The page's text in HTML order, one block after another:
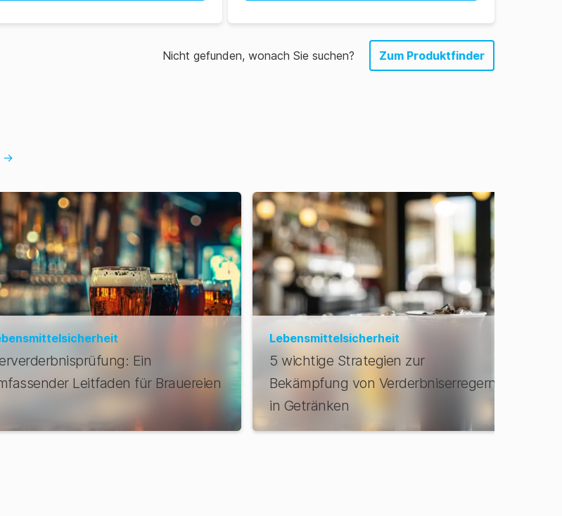
Nicht gefunden, wonach Sie suchen? Zum Produktfinder
→
Ein
Leitfaden für Brauereien
Lebensmittelsicherheit
5 wichtige Strategien zur
Bekämpfung von Verderbniserregern
in Getränken